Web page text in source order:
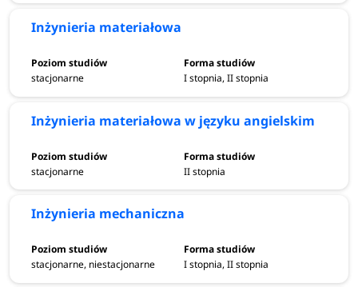
Inżynieria materiałowa
stacjonarne I stopnia, II stopnia
Inżynieria materiałowa w języku angielskim
stacjonarne II stopnia
Inżynieria mechaniczna
stacjonarne, niestacjonarne I stopnia, II stopnia